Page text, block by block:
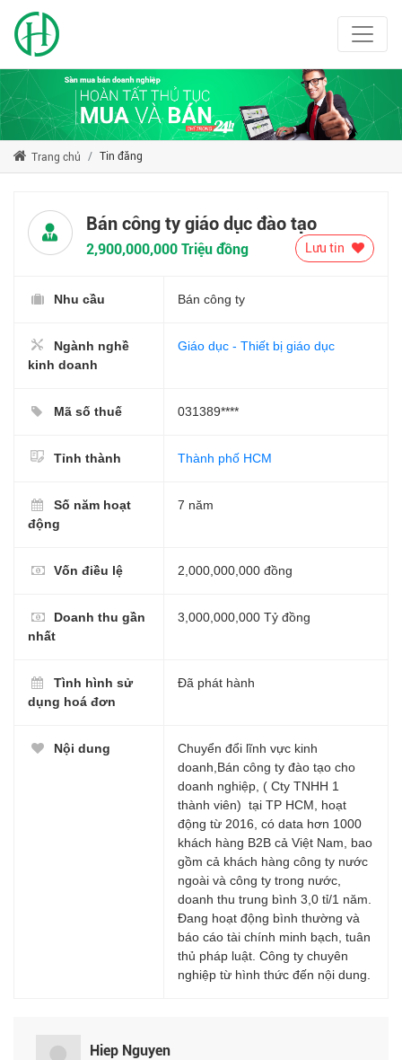
Trang chủ Tin đăng
Bán công ty giáo dục đào tạo
2,900,000,000 Triệu đồng Lưu tin
Nhu cầu Bán công ty
Ngành nghề
kinh doanh
Giáo dục - Thiết bị giáo dục
Mã số thuế 031389****
Tỉnh thành Thành phố HCM
Số năm hoạt
động
7 năm
Vốn điều lệ 2,000,000,000 đồng
Doanh thu gần
nhất
3,000,000,000 Tỷ đồng
Tình hình sử
dụng hoá đơn
Đã phát hành
Nội dung
Chuyển đổi lĩnh vực kinh
doanh,Bán công ty đào tạo cho
doanh nghiệp, ( Cty TNHH 1
thành viên) tại TP HCM, hoạt
động từ 2016, có data hơn 1000
khách hàng B2B cả Việt Nam, bao
gồm cả khách hàng công ty nước
ngoài và công ty trong nước,
doanh thu trung bình 3,0 tỉ/1 năm.
Đang hoạt động bình thường và
báo cáo tài chính minh bạch, tuân
thủ pháp luật. Công ty chuyên
nghiệp từ hình thức đến nội dung.
Hiep Nguyen